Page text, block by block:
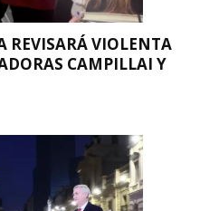
REVISARÁ VIOLENTA
CAMPILLAI Y